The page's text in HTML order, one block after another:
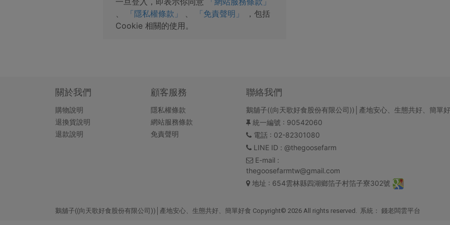
「隱私權條款」 「免責聲明」
，包括
Cookie 相關的使用。
關於我們
購物說明
退換貨說明
退款說明
顧客服務
隱私權條款
網站服務條款
免責聲明
聯絡我們
鵝舖子((向天歌好食股份有限公司))│產地安心、生態共好、簡單
統一編號 : 90542060
電話: 02-82301080
LINE ID : @thegoosefarm
E-mail :
thegoosefarmtw@gmail.com
地址 : 654雲林縣四湖鄉箔子村箔子寮302號
鵝舖子((向天歌好食股份有限公司))│產地安心、生態共好、簡單好食 Copyright© 2026 All rights reserved. 系統： 錢老闆雲平台